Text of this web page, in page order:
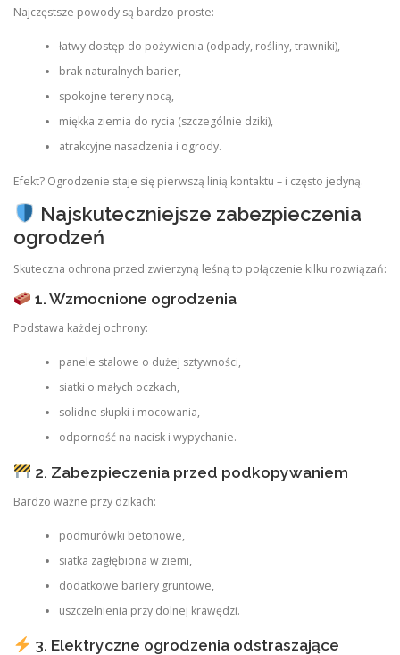
Najczęstsze powody są bardzo proste:
łatwy dostęp do pożywienia (odpady, rośliny, trawniki),
brak naturalnych barier,
spokojne tereny nocą,
miękka ziemia do rycia (szczególnie dziki),
atrakcyjne nasadzenia i ogrody.
Efekt? Ogrodzenie staje się pierwszą linią kontaktu – i często jedyną.
Najskuteczniejsze zabezpieczenia
ogrodzeń
Skuteczna ochrona przed zwierzyną leśną to połączenie kilku rozwiązań:
1. Wzmocnione ogrodzenia
Podstawa każdej ochrony:
panele stalowe o dużej sztywności,
siatki o małych oczkach,
solidne słupki i mocowania,
odporność na nacisk i wypychanie.
2. Zabezpieczenia przed podkopywaniem
Bardzo ważne przy dzikach:
podmurówki betonowe,
siatka zagłębiona w ziemi,
dodatkowe bariery gruntowe,
uszczelnienia przy dolnej krawędzi.
3. Elektryczne ogrodzenia odstraszające